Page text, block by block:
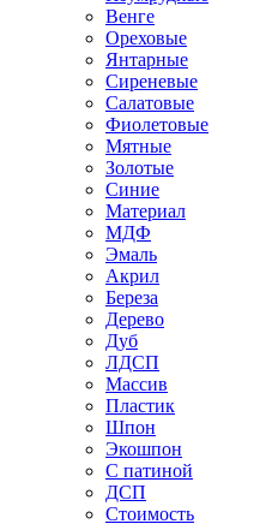
Венге
Ореховые
Янтарные
Сиреневые
Салатовые
Фиолетовые
Мятные
Золотые
Синие
Материал
МДФ
Эмаль
Акрил
Береза
Дерево
Дуб
ЛДСП
Массив
Пластик
Шпон
Экошпон
С патиной
ДСП
Стоимость